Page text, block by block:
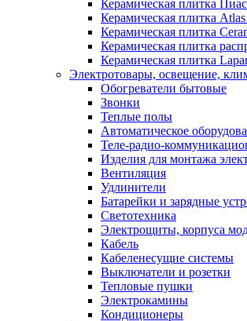
Керамическая плитка
Керамическая плитка
Керамическая плитка
Керамическая плитка
Керамическая плитка
Электротовары, освещение,
Обогреватели бытовые
Звонки
Теплые полы
Автоматическое
Теле-радио-
Изделия для монтажа
Вентиляция
Удлинители
Батарейки и зарядные
Светотехника
Электрощиты, корпуса
Кабель
Кабеленесущие системы
Выключатели и розетки
Тепловые пушки
Электрокамины
Кондиционеры